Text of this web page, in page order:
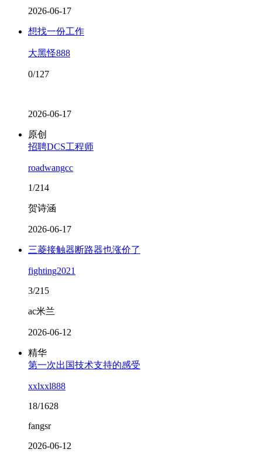
2026-06-17
想找一份工作
大黑怪888
0/127
2026-06-17
原创
招聘DCS工程师
roadwangcc
1/214
贺诗涵
2026-06-17
三菱接触器断路器也涨价了
fighting2021
3/215
ac米兰
2026-06-12
精华
第一次出国技术支持的感受
xxlxxl888
18/1628
fangsr
2026-06-12